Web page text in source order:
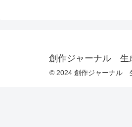
創作ジャーナル 生
© 2024 創作ジャーナル